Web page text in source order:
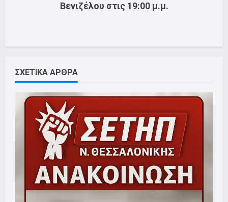
Βενιζέλου στις 19:00 μ.μ.
ΣΧΕΤΙΚΑ ΑΡΘΡΑ